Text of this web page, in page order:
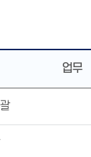
업무